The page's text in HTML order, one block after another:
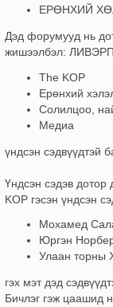
ЕРӨНХИЙ
Дэд форумууд нь
жишээлбэл:
The KOP
Ерөнхий
Солилцоо,
Медиа
үндсэн сэдвүүдтэй
Үндсэн сэдэв дотор
KOP гэсэн үндсэн
Мохамед
Юргэн
Улаан торны
гэх мэт дэд
Бичлэг гэж цаашид